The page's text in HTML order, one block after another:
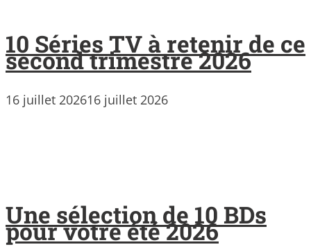
10 Séries TV à retenir de ce
second trimestre 2026
16 juillet 202616 juillet 2026
Une sélection de 10 BDs
pour votre été 2026